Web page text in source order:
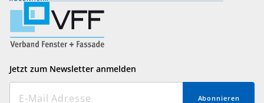
Jetzt zum Newsletter anmelden
Abonnieren